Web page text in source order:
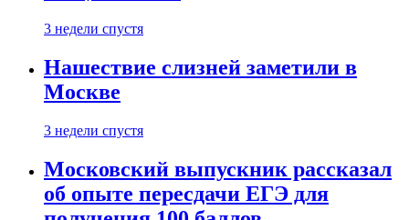
3 недели спустя
Нашествие слизней заметили в
Москве
3 недели спустя
Московский выпускник рассказал
об опыте пересдачи ЕГЭ для